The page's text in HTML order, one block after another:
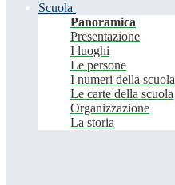
Scuola
Panoramica
Presentazione
I luoghi
Le persone
I numeri della scuola
Le carte della scuola
Organizzazione
La storia